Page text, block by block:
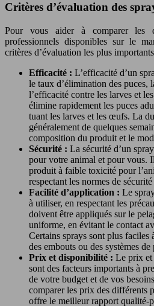
Critères d’évaluation des
Pour vous aider à comparer les
professionnels disponibles sur le
critères d’évaluation les plus
Efficacité : L’efficacité d’un
le taux d’élimination des puces,
l’efficacité contre les larves et
élimine rapidement les puces
tuant les larves et les œufs. La
généralement de quelques
composition du produit et le
Sécurité : La sécurité d’un
pour votre animal et pour vous.
produit à faible toxicité pour
respectant les normes de
Facilité d’application : Le
à utiliser, en respectant les
doivent être appliqués sur le
uniforme, en évitant le contact
Certains sprays sont plus faciles
des embouts ou des systèmes
Prix et disponibilité : Le prix
sont des facteurs importants à
de votre budget et de vos
comparer les prix des différents
offre le meilleur rapport qualité-